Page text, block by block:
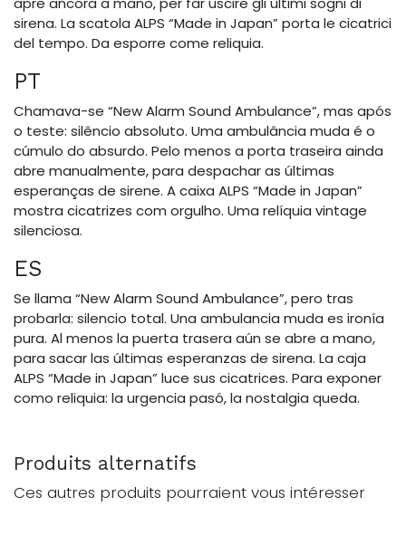
sirena. La scatola ALPS “Made in Japan” porta le cicatrici
del tempo. Da esporre come reliquia.
PT
Chamava-se “New Alarm Sound Ambulance”, mas após
o teste: silêncio absoluto. Uma ambulância muda é o
cúmulo do absurdo. Pelo menos a porta traseira ainda
abre manualmente, para despachar as últimas
esperanças de sirene. A caixa ALPS “Made in Japan”
mostra cicatrizes com orgulho. Uma relíquia vintage
silenciosa.
ES
Se llama “New Alarm Sound Ambulance”, pero tras
probarla: silencio total. Una ambulancia muda es ironía
pura. Al menos la puerta trasera aún se abre a mano,
para sacar las últimas esperanzas de sirena. La caja
ALPS “Made in Japan” luce sus cicatrices. Para exponer
como reliquia: la urgencia pasó, la nostalgia queda.
Produits alternatifs
Ces autres produits pourraient vous intéresser